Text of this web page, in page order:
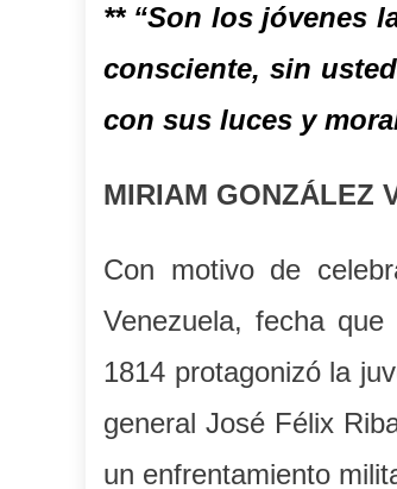
** “Son los jóvenes
consciente, sin
con sus luces y
MIRIAM GONZÁLEZ
Con motivo de
Venezuela, fecha
1814 protagonizó la
general José Félix
un enfrentamiento